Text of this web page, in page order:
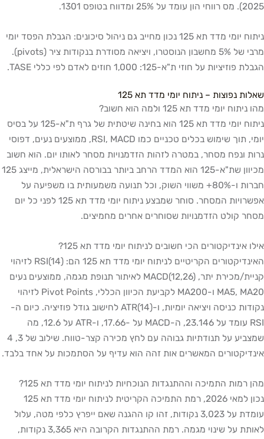
2025). מס רווחי הון עומד על 25% ומדווח בטופס 1301.
ניתוח יומי מדד תא 125 נכון מחייב גם ניהול סיכונים: הגבלת הפסד יומי
מרבי של 5% מחשבון הנוסטרו, ויציאה מסודרת בנקודות ציר (pivots).
הגבלת פוזיציות על חוזי ת"א-125: 1,000 חוזים לאדם לפי כללי TASE.
שאלות נפוצות – ניתוח יומי מדד תא 125
מהו ניתוח יומי מדד תא 125 ולמה הוא חשוב?
ניתוח יומי מדד תא 125 הוא בחינה שיטתית של גרף ת"א-125 על בסיס
יומי, תוך שימוש בכלים טכניים כמו RSI, MACD, ממוצעים נעים, דפוסי
נרות ונפח מסחר, במטרה לזהות הזדמנויות מסחר לאותו יום. הוא חשוב
מכיוון שת"א-125 הוא המדד הרחב ביותר בבורסה הישראלית, מייצג 125
חברות ו-80%+ משווי השוק, וכל תנועה משמעותית בו משפיעה על
אפשרויות המסחר. סוחר שמבצע ניתוח יומי מדד תא 125 לפני כל יום
מסחר קולט הזדמנויות שסוחרים אחרים מחמיצים.
אילו אינדיקטורים הכי חשובים לניתוח יומי מדד תא 125?
האינדיקטורים הקריטיים לניתוח יומי מדד תא 125 הם: RSI(14) לזיהוי
קניית/מכירת יתר, MACD(12,26) לאיתור תנופת מגמה, ממוצעים נעים
MA5, MA20 ו-MA200 לקביעת הכיוון הכללי, Pivot Points לזיהוי
נקודות כניסה ויציאה יומיות, ו-ATR(14) לחישוב גודל פוזיציה. כיום ה-
RSI עומד על 23.146, ה-MACD על -17.66, ו-ATR על 12.6, מה
שמצביע על תנודתיות גבוהה עם לחץ מכירה קצר-טווח. שילוב של 3, 4
אינדיקטורים המאשרים אות זהה הוא עדיף על הסתמכות על אחד בלבד.
מהן רמות התמיכה וההתנגדות הנוכחיות לניתוח יומי מדד תא 125?
נכון למאי 2026, רמת התמיכה הקריטית לניתוח יומי מדד תא 125
עומדת על 3,023 נקודות, זהו קו ההגנה שאם ייפרץ כלפי מטה, עלול
לאותת על שינוי מגמה. רמת ההתנגדות הקרובה היא 3,365 נקודות,